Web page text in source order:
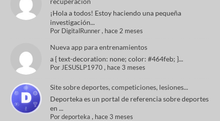
¡Hola a todos! Estoy haciendo una pequeña
investigación...
Por DigitalRunner, hace 2 meses
Nueva app para entrenamientos
a { text-decoration: none; color: #464feb; }...
PorJESUSLP1970 , hace 3 meses
Site sobre deportes, competiciones, lesiones...
Deporteka es un portal de referencia sobre deportes
en ...
Pordeporteka , hace 3 meses